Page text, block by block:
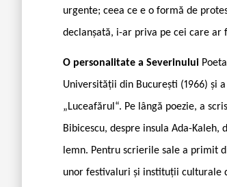
urgente; ceea ce e o formă de
declanșată, i-ar priva pe cei care ar
O personalitate a Severinului
Universității din București (1966) și
„Luceafărul“. Pe lângă poezie, a
Bibicescu, despre insula Ada-
lemn. Pentru scrierile sale a primit
unor festivaluri și instituții culturale